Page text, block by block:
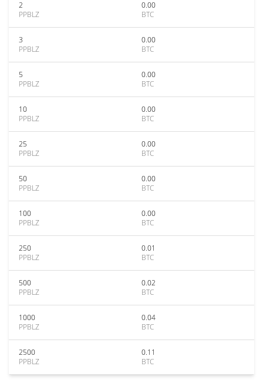
2
PPBLZ
0.00
BTC
3
PPBLZ
0.00
BTC
5
PPBLZ
0.00
BTC
10
PPBLZ
0.00
BTC
25
PPBLZ
0.00
BTC
50
PPBLZ
0.00
BTC
100
PPBLZ
0.00
BTC
250
PPBLZ
0.01
BTC
500
PPBLZ
0.02
BTC
1000
PPBLZ
0.04
BTC
2500
PPBLZ
0.11
BTC